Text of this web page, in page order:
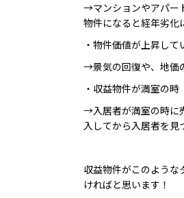
→マンションやアパー
物件になると経年劣化
・物件価値が上昇して
→景気の回復や、地価
・収益物件が満室の時
→入居者が満室の時に
入してから入居者を見
収益物件がこのよう
ければと思います！